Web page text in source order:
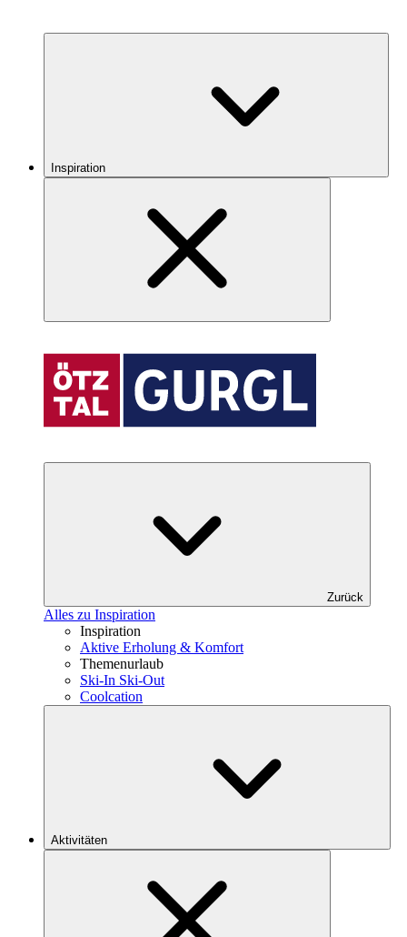
Inspiration
Zurück
Alles zu Inspiration
Inspiration
Aktive Erholung & Komfort
Themenurlaub
Ski-In Ski-Out
Coolcation
Aktivitäten